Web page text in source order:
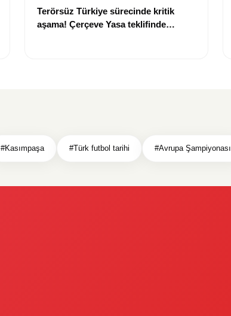
Terörsüz Türkiye sürecinde kritik
aşama! Çerçeve Yasa teklifinde
#Kasımpaşa #Türk futbol tarihi #Avrupa Şampiyonası